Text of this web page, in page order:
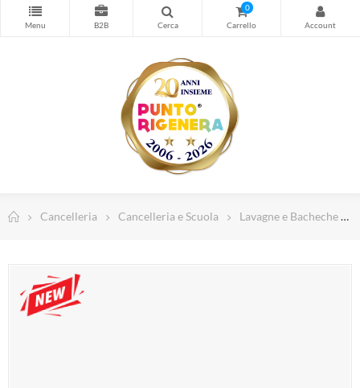
Stampa
Forniture Magazzino e Sicurezza
Computer e Informatica
Illuminazione Led
Arredamento Casa e Ufficio
0
Cancelleria Cancelleria e Scuola Lavagne e Bacheche